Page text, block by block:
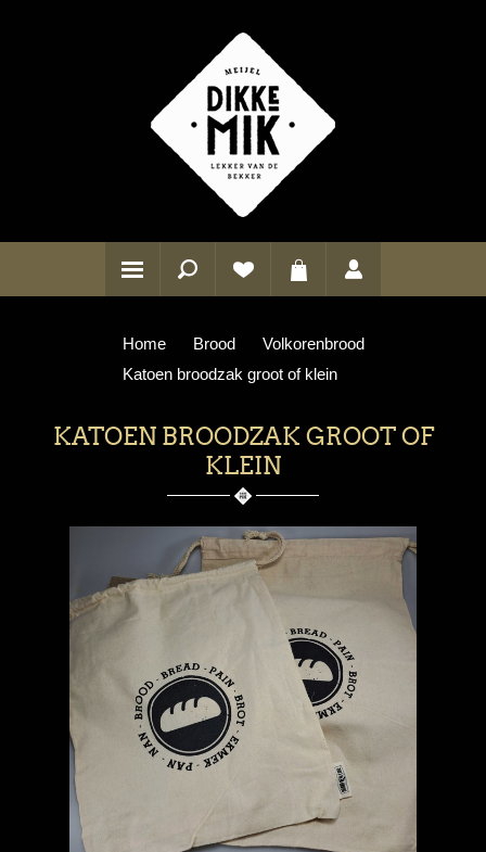
Home Brood
Volkorenbrood
Katoen broodzak groot of klein
KATOEN BROODZAK GROOT OF
KLEIN